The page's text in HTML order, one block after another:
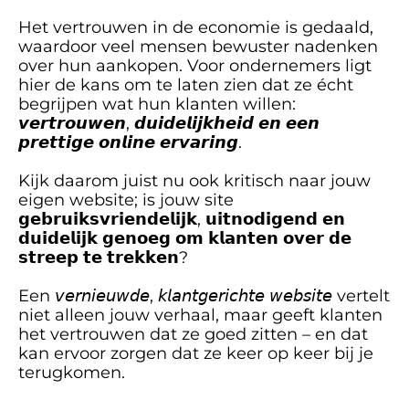
Het vertrouwen in de economie is gedaald,
waardoor veel mensen bewuster nadenken
over hun aankopen. Voor ondernemers ligt
hier de kans om te laten zien dat ze écht
begrijpen wat hun klanten willen:
𝙫𝙚𝙧𝙩𝙧𝙤𝙪𝙬𝙚𝙣, 𝙙𝙪𝙞𝙙𝙚𝙡𝙞𝙟𝙠𝙝𝙚𝙞𝙙 𝙚𝙣 𝙚𝙚𝙣
𝙥𝙧𝙚𝙩𝙩𝙞𝙜𝙚 𝙤𝙣𝙡𝙞𝙣𝙚 𝙚𝙧𝙫𝙖𝙧𝙞𝙣𝙜.
Kijk daarom juist nu ook kritisch naar jouw
eigen website; is jouw site
𝗴𝗲𝗯𝗿𝘂𝗶𝗸𝘀𝘃𝗿𝗶𝗲𝗻𝗱𝗲𝗹𝗶𝗷𝗸, 𝘂𝗶𝘁𝗻𝗼𝗱𝗶𝗴𝗲𝗻𝗱 𝗲𝗻
𝗱𝘂𝗶𝗱𝗲𝗹𝗶𝗷𝗸 𝗴𝗲𝗻𝗼𝗲𝗴 𝗼𝗺 𝗸𝗹𝗮𝗻𝘁𝗲𝗻 𝗼𝘃𝗲𝗿 𝗱𝗲
𝘀𝘁𝗿𝗲𝗲𝗽 𝘁𝗲 𝘁𝗿𝗲𝗸𝗸𝗲𝗻?
Een 𝘷𝘦𝘳𝘯𝘪𝘦𝘶𝘸𝘥𝘦, 𝘬𝘭𝘢𝘯𝘵𝘨𝘦𝘳𝘪𝘤𝘩𝘵𝘦 𝘸𝘦𝘣𝘴𝘪𝘵𝘦 vertelt
niet alleen jouw verhaal, maar geeft klanten
het vertrouwen dat ze goed zitten – en dat
kan ervoor zorgen dat ze keer op keer bij je
terugkomen.